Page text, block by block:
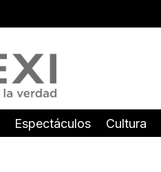
Espectáculos Cultura